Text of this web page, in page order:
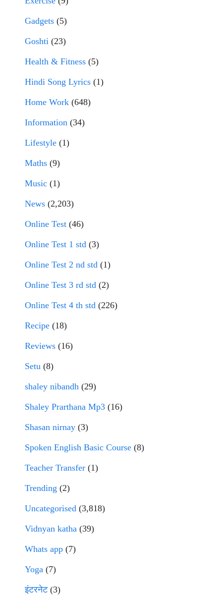
Gadgets (5)
Goshti (23)
Health & Fitness (5)
Hindi Song Lyrics (1)
Home Work (648)
Information (34)
Lifestyle (1)
Maths (9)
Music (1)
News (2,203)
Online Test (46)
Online Test 1 std (3)
Online Test 2 nd std (1)
Online Test 3 rd std (2)
Online Test 4 th std (226)
Recipe (18)
Reviews (16)
Setu (8)
shaley nibandh (29)
Shaley Prarthana Mp3 (16)
Shasan nirnay (3)
Spoken English Basic Course (8)
Teacher Transfer (1)
Trending (2)
Uncategorised (3,818)
Vidnyan katha (39)
Whats app (7)
Yoga (7)
इंटरनेट(3)